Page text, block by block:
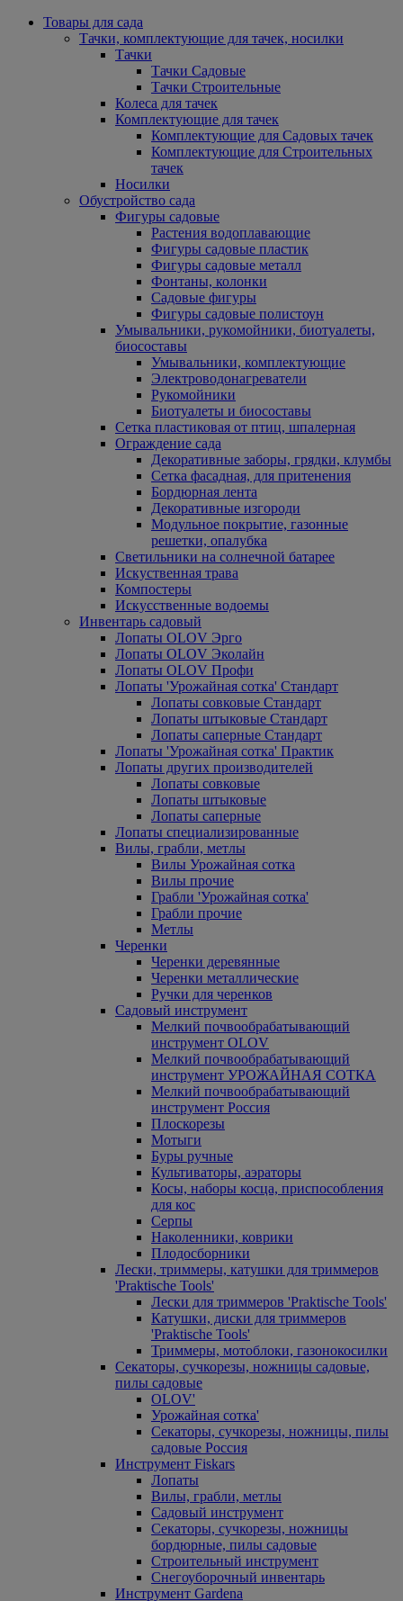
Товары для сада
Тачки, комплектующие для тачек, носилки
Тачки
Тачки Садовые
Тачки Строительные
Колеса для тачек
Комплектующие для тачек
Комплектующие для Садовых тачек
Комплектующие для Строительных
тачек
Носилки
Обустройство сада
Фигуры садовые
Растения водоплавающие
Фигуры садовые пластик
Фигуры садовые металл
Фонтаны, колонки
Садовые фигуры
Фигуры садовые полистоун
Умывальники, рукомойники, биотуалеты,
биосоставы
Умывальники, комплектующие
Электроводонагреватели
Рукомойники
Биотуалеты и биосоставы
Сетка пластиковая от птиц, шпалерная
Ограждение сада
Декоративные заборы, грядки, клумбы
Сетка фасадная, для притенения
Бордюрная лента
Декоративные изгороди
Модульное покрытие, газонные
решетки, опалубка
Светильники на солнечной батарее
Искуственная трава
Компостеры
Искусственные водоемы
Инвентарь садовый
Лопаты OLOV Эрго
Лопаты OLOV Эколайн
Лопаты OLOV Профи
Лопаты 'Урожайная сотка' Стандарт
Лопаты совковые Стандарт
Лопаты штыковые Стандарт
Лопаты саперные Стандарт
Лопаты 'Урожайная сотка' Практик
Лопаты других производителей
Лопаты совковые
Лопаты штыковые
Лопаты саперные
Лопаты специализированные
Вилы, грабли, метлы
Вилы Урожайная сотка
Вилы прочие
Грабли 'Урожайная сотка'
Грабли прочие
Метлы
Черенки
Черенки деревянные
Черенки металлические
Ручки для черенков
Садовый инструмент
Мелкий почвообрабатывающий
инструмент OLOV
Мелкий почвообрабатывающий
инструмент УРОЖАЙНАЯ СОТКА
Мелкий почвообрабатывающий
инструмент Россия
Плоскорезы
Мотыги
Буры ручные
Культиваторы, аэраторы
Косы, наборы косца, приспособления
для кос
Серпы
Наколенники, коврики
Плодосборники
Лески, триммеры, катушки для триммеров
'Praktische Tools'
Лески для триммеров 'Praktische Tools'
Катушки, диски для триммеров
'Praktische Tools'
Триммеры, мотоблоки, газонокосилки
Секаторы, сучкорезы, ножницы садовые,
пилы садовые
OLOV'
Урожайная сотка'
Секаторы, сучкорезы, ножницы, пилы
садовые Россия
Инструмент Fiskars
Лопаты
Вилы, грабли, метлы
Садовый инструмент
Секаторы, сучкорезы, ножницы
бордюрные, пилы садовые
Строительный инструмент
Снегоуборочный инвентарь
Инструмент Gardena